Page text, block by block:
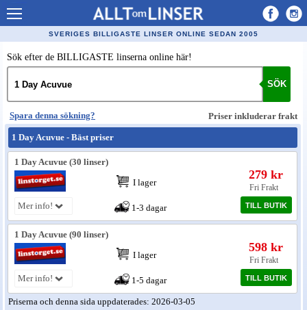
Allt om Linser
Billiga kontaktlinser
Återförsäljare linser
Populära linser
Kontaktlinstyper
Linsvätska
Optiker
Glasögon
Tillverkare - linser
Linstillbehör
SVERIGES BILLIGASTE LINSER ONLINE SEDAN 2005
Sök efter de BILLIGASTE linserna online här!
SÖK
Priser inkluderar frakt
Spara denna sökning?
1 Day Acuvue - Bäst priser
1 Day Acuvue (30 linser)
Mer info!
I lager
1-3 dagar
279 kr
Fri Frakt
TILL BUTIK
1 Day Acuvue (90 linser)
Mer info!
I lager
1-5 dagar
598 kr
Fri Frakt
TILL BUTIK
Priserna och denna sida uppdaterades: 2026-03-05